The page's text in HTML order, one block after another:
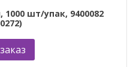
шт/упак, 9400082